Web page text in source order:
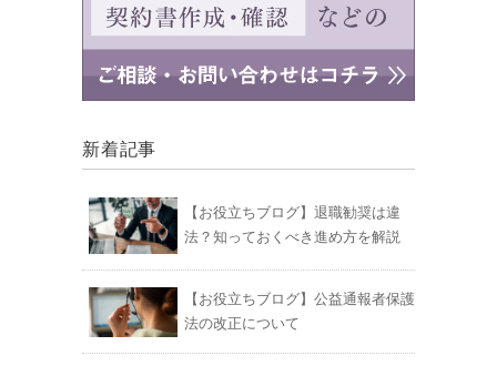
新着記事
【お役立ちブログ】退職勧奨は違
法？知っておくべき進め方を解説
【お役立ちブログ】公益通報者保護
法の改正について